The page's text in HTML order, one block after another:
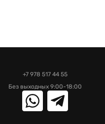
+7 978 517 44 55
Без выходных 9:00-18:00